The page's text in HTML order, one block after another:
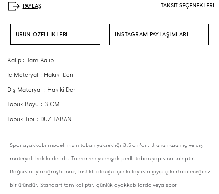
TAKSİT SEÇENEKLERİ
ÜRÜN ÖZELLİKLERİ INSTAGRAM PAYLAŞIMLARI
Kalıp : Tam Kalıp
İç Materyal : Hakiki Deri
Dış Materyal : Hakiki Deri
Topuk Boyu : 3 CM
Topuk Tipi : DÜZ TABAN
Spor ayakkabı modelimizin taban yüksekliği 3.5 cm'dir. Ürünümüzün iç ve dış
materyali hakiki deridir. Tamamen yumuşak pedli taban yapısına sahiptir.
Bağcıklarıyla uğraştırmaz, lastikli olduğu için kolaylıkla giyip çıkartabileceğiniz
bir üründür. Standart tam kalıptır, günlük ayakkabılarda veya spor